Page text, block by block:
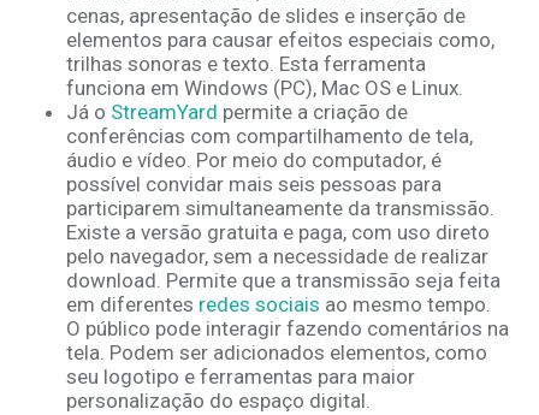
cenas, apresentação de slides e inserção de
elementos para causar efeitos especiais como,
trilhas sonoras e texto. Esta ferramenta
funciona em Windows (PC), Mac OS e Linux.
Já o StreamYard permite a criação de
conferências com compartilhamento de tela,
áudio e vídeo. Por meio do computador, é
possível convidar mais seis pessoas para
participarem simultaneamente da transmissão.
Existe a versão gratuita e paga, com uso direto
pelo navegador, sem a necessidade de realizar
download. Permite que a transmissão seja feita
em diferentes redes sociais ao mesmo tempo.
O público pode interagir fazendo comentários na
tela. Podem ser adicionados elementos, como
seu logotipo e ferramentas para maior
personalização do espaço digital.